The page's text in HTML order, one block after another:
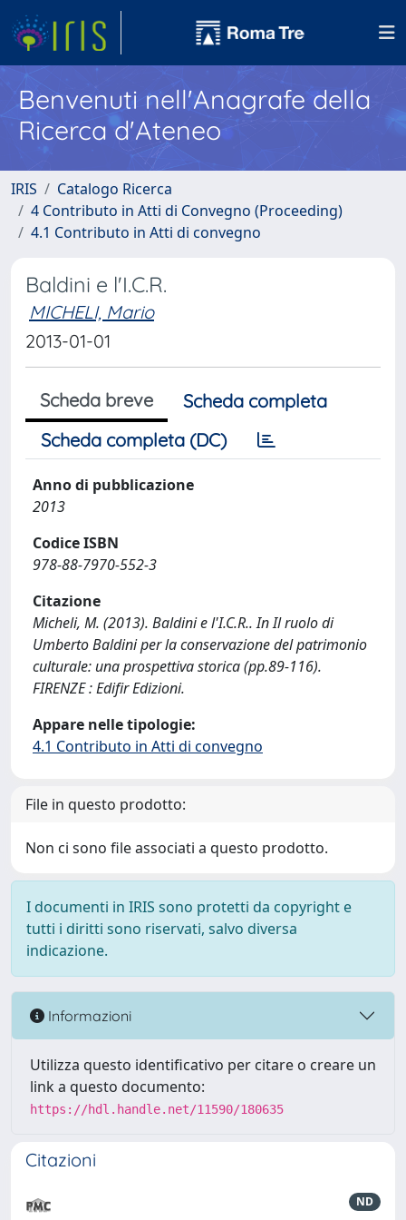
Benvenuti nell'Anagrafe della
Ricerca d'Ateneo
IRIS
Catalogo Ricerca
4 Contributo in Atti di Convegno (Proceeding)
4.1 Contributo in Atti di convegno
Baldini e l'I.C.R.
MICHELI, Mario
2013-01-01
Scheda breve
Scheda completa
Scheda completa (DC)
Anno di pubblicazione
2013
Codice ISBN
978-88-7970-552-3
Citazione
Micheli, M. (2013). Baldini e l'I.C.R.. In Il ruolo di
Umberto Baldini per la conservazione del patrimonio
culturale: una prospettiva storica (pp.89-116).
FIRENZE : Edifir Edizioni.
Appare nelle tipologie:
4.1 Contributo in Atti di convegno
File in questo prodotto:
Non ci sono file associati a questo prodotto.
I documenti in IRIS sono protetti da copyright e
tutti i diritti sono riservati, salvo diversa
indicazione.
Informazioni
Utilizza questo identificativo per citare o creare un
link a questo documento:
https://hdl.handle.net/11590/180635
Citazioni
ND